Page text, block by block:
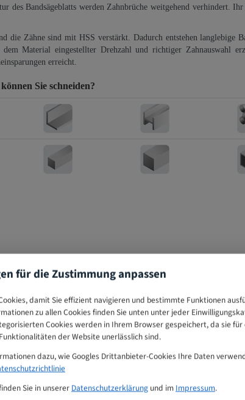
des Bandsägeblatts werden Zahnbrüche weitgehend verhindert.
die Zähne sind mit HSS verstärkt. Dadurch entstehen langlebige
Material eingestellter Drehzahl und richtiger Zahnauswahl
erreicht.
Sie schneiden?
für die Zustimmung anpassen
damit Sie effizient navigieren und bestimmte Funktionen
zu allen Cookies finden Sie unten unter jeder
Cookies werden in Ihrem Browser gespeichert, da sie
der Website unerlässlich sind.
dazu, wie Googles Drittanbieter-Cookies Ihre Daten
Sie in unserer Datenschutzerklärung und im Impressum.